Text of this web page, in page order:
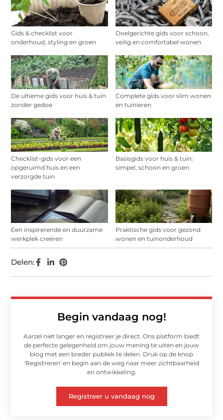
Gids & checklist voor
onderhoud, styling en groen
Doelgerichte gids voor schoon,
veilig en comfortabel wonen
De ultieme gids voor huis & tuin
zonder gedoe
Complete gids voor slim wonen
en tuinieren
Checklist-gids voor een
opgeruimd huis en een
verzorgde tuin
Basisgids voor huis & tuin:
simpel, schoon en groen
Een inspirerende en duurzame
werkplek creëren
Praktische gids voor gezond
wonen en tuinonderhoud
Begin vandaag nog!
Aarzel niet langer en registreer je direct. Ons platform biedt
de perfecte gelegenheid om jouw mening te uiten en jouw
blog met een breder publiek te delen. Druk op de knop
'Registreren' en begin aan de weg naar meer zichtbaarheid
en ontwikkeling.
Registreer u vandaag nog
Delen: